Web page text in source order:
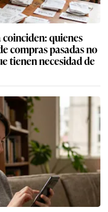
quienes
compras pasadas no
tienen necesidad de